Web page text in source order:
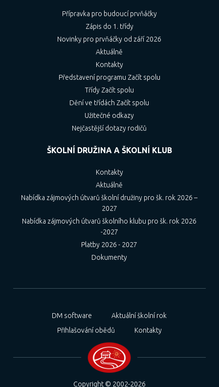
Přípravka pro budoucí prvňáčky
Zápis do 1. třídy
Novinky pro prvňáčky od září 2026
Aktuálně
Kontakty
Představení programu Začít spolu
Třídy Začít spolu
Dění ve třídách Začít spolu
Užitečné odkazy
Nejčastější dotazy rodičů
ŠKOLNÍ DRUŽINA A ŠKOLNÍ KLUB
Kontakty
Aktuálně
Nabídka zájmových útvarů školní družiny pro šk. rok 2026 –
2027
Nabídka zájmových útvarů školního klubu pro šk. rok 2026
-2027
Platby 2026 - 2027
Dokumenty
DM software
Aktuální školní rok
Přihlašování obědů
Kontakty
Copyright © 2002-2026